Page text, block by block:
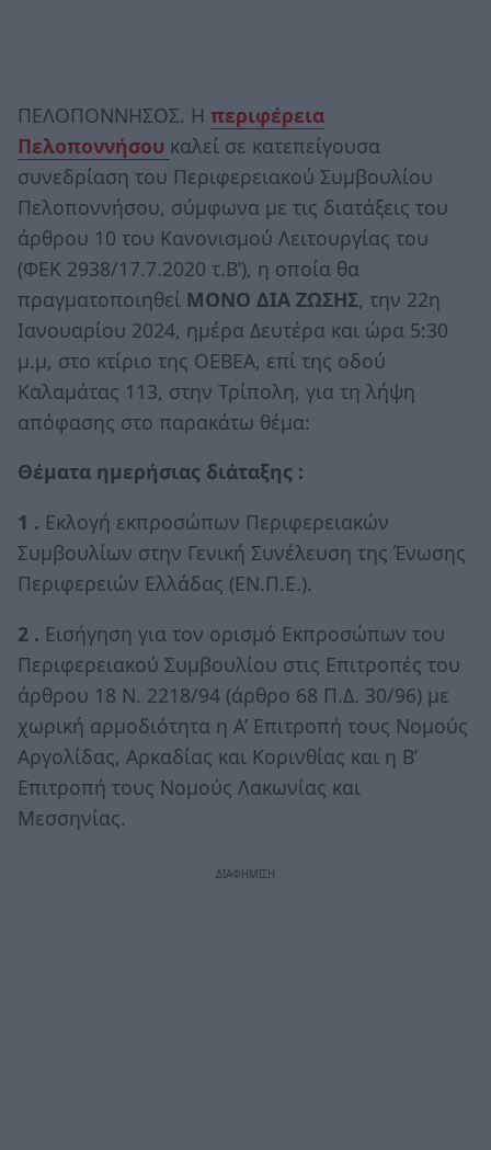
ΠΕΛΟΠΟΝΝΗΣΟΣ. Η περιφέρεια
Πελοποννήσου καλεί σε κατεπείγουσα
συνεδρίαση του Περιφερειακού Συμβουλίου
Πελοποννήσου, σύμφωνα με τις διατάξεις του
άρθρου 10 του Κανονισμού Λειτουργίας του
(ΦΕΚ 2938/17.7.2020 τ.Β’), η οποία θα
πραγματοποιηθεί ΜΟΝΟ ΔΙΑ ΖΩΣΗΣ, την 22η
Ιανουαρίου 2024, ημέρα Δευτέρα και ώρα 5:30
μ.μ, στο κτίριο της ΟΕΒΕΑ, επί της οδού
Καλαμάτας 113, στην Τρίπολη, για τη λήψη
απόφασης στο παρακάτω θέμα:
Θέματα ημερήσιας διάταξης :
1 . Εκλογή εκπροσώπων Περιφερειακών
Συμβουλίων στην Γενική Συνέλευση της Ένωσης
Περιφερειών Ελλάδας (ΕΝ.Π.Ε.).
2 . Εισήγηση για τον ορισμό Εκπροσώπων του
Περιφερειακού Συμβουλίου στις Επιτροπές του
άρθρου 18 Ν. 2218/94 (άρθρο 68 Π.Δ. 30/96) με
χωρική αρμοδιότητα η Α’ Επιτροπή τους Νομούς
Αργολίδας, Αρκαδίας και Κορινθίας και η Β’
Επιτροπή τους Νομούς Λακωνίας και
Μεσσηνίας.